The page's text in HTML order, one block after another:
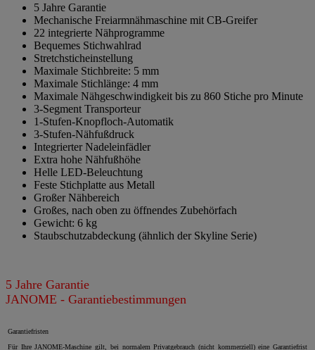
5 Jahre Garantie
Mechanische Freiarmnähmaschine mit CB-Greifer
22 integrierte Nähprogramme
Bequemes Stichwahlrad
Stretchsticheinstellung
Maximale Stichbreite: 5 mm
Maximale Stichlänge: 4 mm
Maximale Nähgeschwindigkeit bis zu 860 Stiche pro Minute
3-Segment Transporteur
1-Stufen-Knopfloch-Automatik
3-Stufen-Nähfußdruck
Integrierter Nadeleinfädler
Extra hohe Nähfußhöhe
Helle LED-Beleuchtung
Feste Stichplatte aus Metall
Großer Nähbereich
Großes, nach oben zu öffnendes Zubehörfach
Gewicht: 6 kg
Staubschutzabdeckung (ähnlich der Skyline Serie)
5 Jahre Garantie
JANOME - Garantiebestimmungen
Garantiefristen
Für Ihre JANOME-Maschine gilt, bei normalem Privatgebrauch (nicht kommerziell) eine Garantiefrist